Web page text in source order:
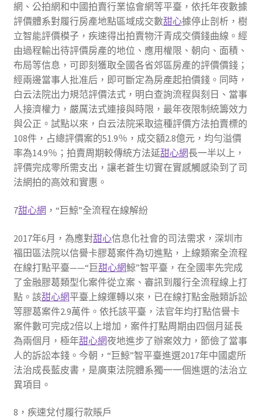
網、公拍網和中國拍賣行業協會網等平臺，依托年夜數據
評價體系對履行房產地點區域成交數甜心據停止剖析，樹
立智能評價模子，疾速得出拍賣物汗青成交價錢曲線。經
由過程輸出待評價房產的地位、應用權限、朝向、面積、
布局等信息，可即刻獲取全國各省郊區房產的評價價錢；
經兩邊當事人批准后，即可斷定為房產起拍價錢。同時，
白云法院出力規范評價法式，明白查詢流程與刻日、當事
人接濟權力，嚴厲法式連接與時限，最年夜限制統籌效力
與公正。試點以來，白云法院采取這種評價方法拍賣標的
108件，占總評價案的51.9％，成交額2.8億元，均勻溢價
率為14.9％；拍賣周期較傳統方法延甜心網長一半以上，
評價完成零所需支出，讓老蒼生切實在實感觸感染到了司
法網拍的高效和實惠。
7甜心網 ，“巨鯨”全流程在線解紛
2017年6月，為應對甜心信息化社會的司法需求，深圳市
福田區法院以信譽卡膠葛案件為切進點，上線類案全流程
在線打點平臺——“巨甜心網鯨”智平臺，在全國率先完成
了金融膠葛類型化案件從立案、審訊到履行全流程線上打
點。該甜心網平臺上線運轉以來，已在線打點金融類訴訟
等膠葛案件2.9萬件。依托該平臺，法官年均打點信譽卡
案件數可完成2倍以上增加，案件打點周期由四個月延長
為兩個月，極年甜心網夜地進步了辦案效力，節儉了當事
人的訴訟本錢。今朝，“巨鯨”智平臺進選2017年中國處所
法治成長藍皮書，是廣東法院體系獨一一個進選的法治立
異項目。
8，疾速兌付履行款賬戶